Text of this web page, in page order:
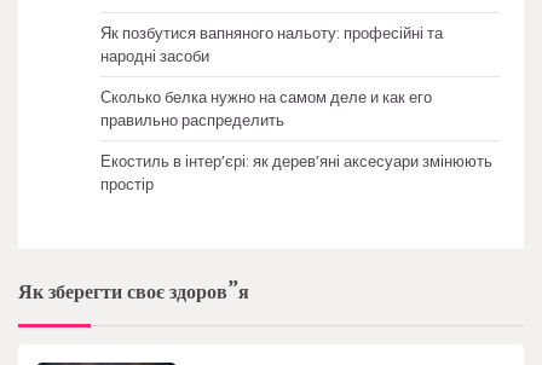
Як позбутися вапняного нальоту: професійні та
народні засоби
Сколько белка нужно на самом деле и как его
правильно распределить
Екостиль в інтер’єрі: як дерев’яні аксесуари змінюють
простір
Як зберегти своє здоров”я